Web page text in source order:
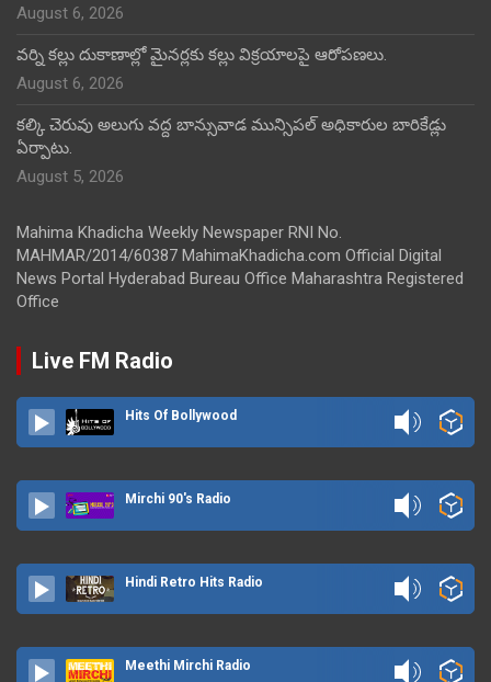
August 6, 2026
వర్ని కల్లు దుకాణాల్లో మైనర్లకు కల్లు విక్రయాలపై ఆరోపణలు.
August 6, 2026
కల్కి చెరువు అలుగు వద్ద బాన్సువాడ మున్సిపల్ అధికారుల బారికేడ్లు
ఏర్పాటు.
August 5, 2026
Mahima Khadicha Weekly Newspaper RNI No.
MAHMAR/2014/60387 MahimaKhadicha.com Official Digital
News Portal Hyderabad Bureau Office Maharashtra Registered
Office
Live FM Radio
Hits Of Bollywood
Mirchi 90's Radio
Hindi Retro Hits Radio
Meethi Mirchi Radio